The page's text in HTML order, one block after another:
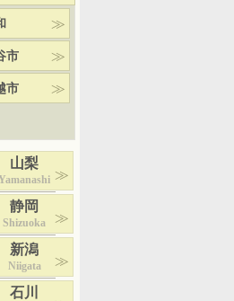
市
市
山梨
静岡
Shizuoka
新潟
Niigata
石川